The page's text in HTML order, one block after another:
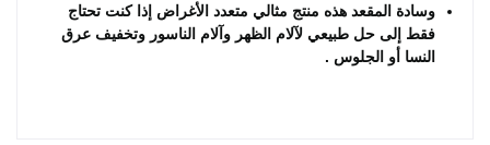
وسادة المقعد هذه منتج مثالي متعدد الأغراض إذا كنت تحتاج
فقط إلى حل طبيعي لآلام الظهر وآلام الناسور وتخفيف عرق
النسا أو الجلوس .